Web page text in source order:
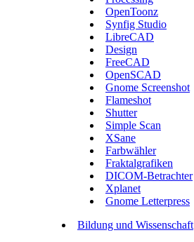
OpenToonz
Synfig Studio
LibreCAD
Design
FreeCAD
OpenSCAD
Gnome Screenshot
Flameshot
Shutter
Simple Scan
XSane
Farbwähler
Fraktalgrafiken
DICOM-Betrachter
Xplanet
Gnome Letterpress
Bildung und Wissenschaft